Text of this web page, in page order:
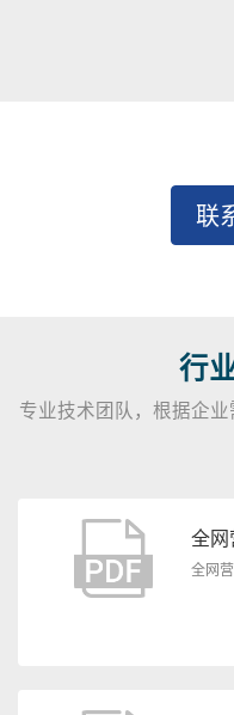
联
行
专业技术团队，根据企
全网
全网